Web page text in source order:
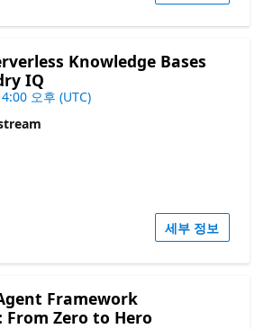
Knowledge Bases
IQ
오후 (UTC)
세부 정보
Framework
Zero to Hero